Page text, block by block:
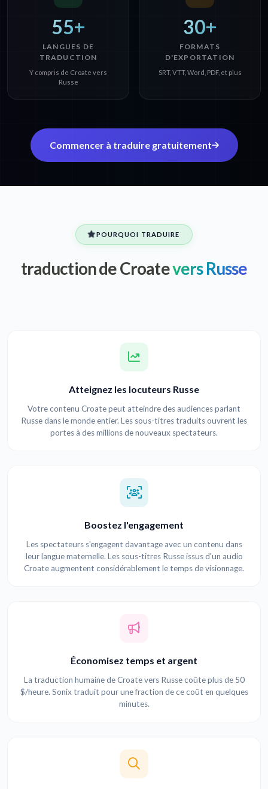
55+
LANGUES DE
TRADUCTION
Y compris de Croate vers
Russe
30+
FORMATS
D'EXPORTATION
SRT, VTT, Word, PDF, et plus
Commencer à traduire gratuitement
POURQUOI TRADUIRE
traduction de Croatevers Russe
Atteignez les locuteurs Russe
Votre contenu Croate peut atteindre des audiences parlant
Russe dans le monde entier. Les sous-titres traduits ouvrent les
portes à des millions de nouveaux spectateurs.
Boostez l'engagement
Les spectateurs s'engagent davantage avec un contenu dans
leur langue maternelle. Les sous-titres Russe issus d'un audio
Croate augmentent considérablement le temps de visionnage.
Économisez temps et argent
La traduction humaine de Croate vers Russe coûte plus de 50
$/heure. Sonix traduit pour une fraction de ce coût en quelques
minutes.